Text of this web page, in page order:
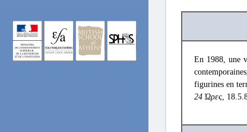
En 1988, une
figurines en
24 Ώρες,